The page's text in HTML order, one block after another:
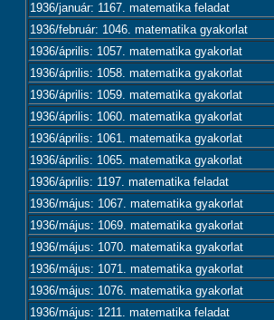
1936/január: 1167. matematika feladat
1936/február: 1046. matematika gyakorlat
1936/április: 1057. matematika gyakorlat
1936/április: 1058. matematika gyakorlat
1936/április: 1059. matematika gyakorlat
1936/április: 1060. matematika gyakorlat
1936/április: 1061. matematika gyakorlat
1936/április: 1065. matematika gyakorlat
1936/április: 1197. matematika feladat
1936/május: 1067. matematika gyakorlat
1936/május: 1069. matematika gyakorlat
1936/május: 1070. matematika gyakorlat
1936/május: 1071. matematika gyakorlat
1936/május: 1076. matematika gyakorlat
1936/május: 1211. matematika feladat